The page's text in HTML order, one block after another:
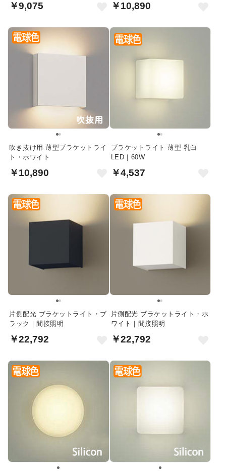
￥9,075 ￥10,890
吹き抜け用 薄型ブラケットライ
ト・ホワイト
￥10,890
ブラケットライト 薄型 乳白
LED｜60W
￥4,537
片側配光 ブラケットライト・ブ
ラック｜間接照明
￥22,792
片側配光 ブラケットライト・ホ
ワイト｜間接照明
￥22,792